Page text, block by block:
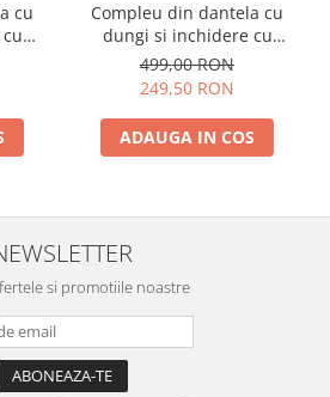
cu
Compleu din dantela cu
dungi si inchidere cu
fermoar
499,00 RON
249,50 RON
ADAUGA IN COS
si promotiile noastre